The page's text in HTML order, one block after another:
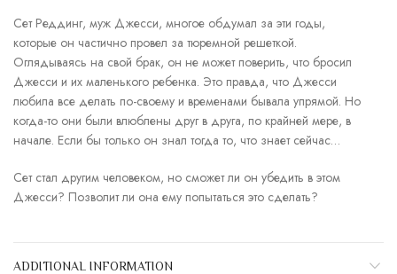
Сет Реддинг, муж Джесси, многое обдумал за эти годы,
которые он частично провел за тюремной решеткой.
Оглядываясь на свой брак, он не может поверить, что бросил
Джесси и их маленького ребенка. Это правда, что Джесси
любила все делать по-своему и временами бывала упрямой. Но
когда-то они были влюблены друг в друга, по крайней мере, в
начале. Если бы только он знал тогда то, что знает сейчас…
Сет стал другим человеком, но сможет ли он убедить в этом
Джесси? Позволит ли она ему попытаться это сделать?
ADDITIONAL INFORMATION